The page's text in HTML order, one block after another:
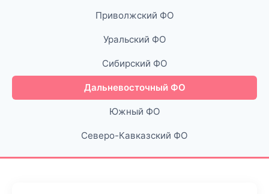
Приволжский ФО
Уральский ФО
Сибирский ФО
Дальневосточный ФО
Южный ФО
Северо-Кавказский ФО